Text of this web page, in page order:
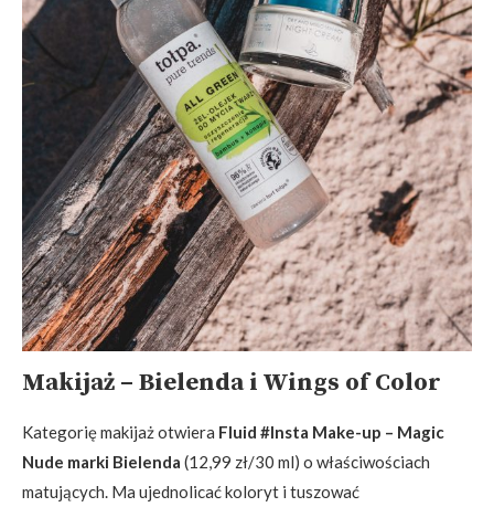
Makijaż – Bielenda i Wings of Color
Kategorię makijaż otwiera Fluid #Insta Make-up – Magic
Nude marki Bielenda (12,99 zł/30 ml) o właściwościach
matujących. Ma ujednolicać koloryt i tuszować